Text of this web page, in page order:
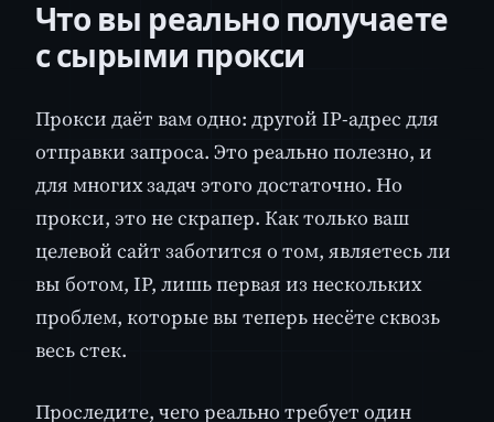
Что вы реально получаете
с сырыми прокси
Прокси даёт вам одно: другой IP-адрес для
отправки запроса. Это реально полезно, и
для многих задач этого достаточно. Но
прокси, это не скрапер. Как только ваш
целевой сайт заботится о том, являетесь ли
вы ботом, IP, лишь первая из нескольких
проблем, которые вы теперь несёте сквозь
весь стек.
Проследите, чего реально требует один